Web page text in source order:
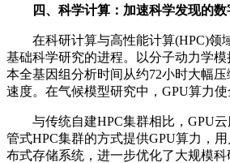
四、科学计算：加速科学发现的数
在科研计算与高性能计算(HPC)领域
基础科学研究的进程。以分子动力学
本全基因组分析时间从约72小时大幅
速度。在气候模型研究中，GPU算力
与传统自建HPC集群相比，GPU云
管式HPC集群的方式提供GPU算力，
布式存储系统，进一步优化了大规模科